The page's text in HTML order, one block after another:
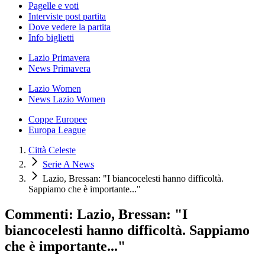
Pagelle e voti
Interviste post partita
Dove vedere la partita
Info biglietti
Lazio Primavera
News Primavera
Lazio Women
News Lazio Women
Coppe Europee
Europa League
Città Celeste
Serie A News
Lazio, Bressan: "I biancocelesti hanno difficoltà.
Sappiamo che è importante..."
Commenti: Lazio, Bressan: "I
biancocelesti hanno difficoltà. Sappiamo
che è importante..."